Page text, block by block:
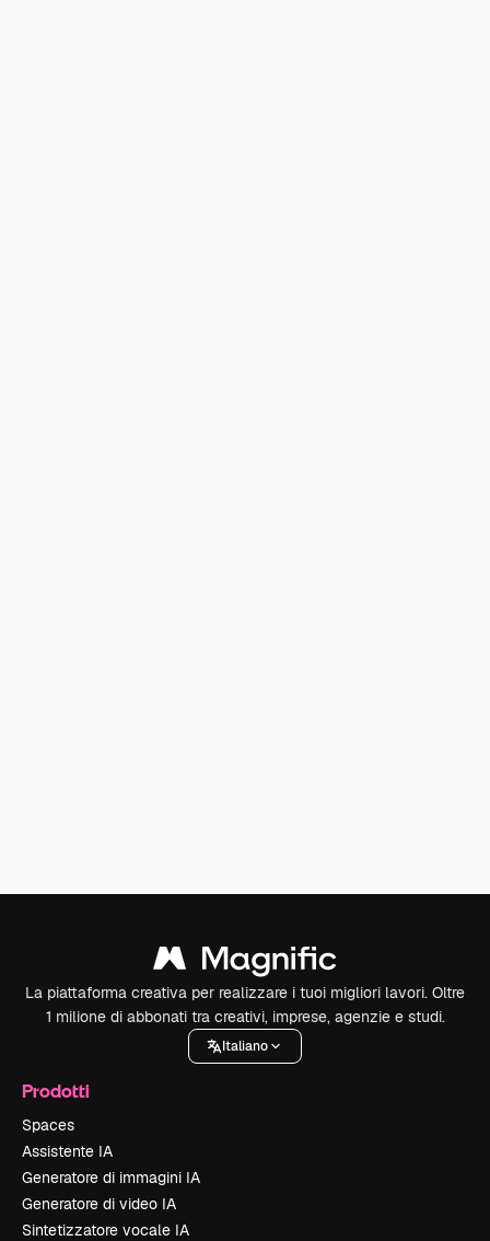
La piattaforma creativa per realizzare i tuoi migliori lavori. Oltre
1 milione di abbonati tra creativi, imprese, agenzie e studi.
Italiano
Prodotti
Spaces
Assistente IA
Generatore di immagini IA
Generatore di video IA
Sintetizzatore vocale IA